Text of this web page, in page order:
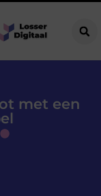
met een